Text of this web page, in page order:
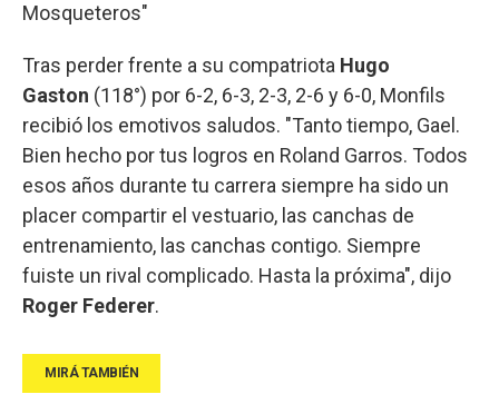
Mosqueteros"
Tras perder frente a su compatriota Hugo
Gaston (118°) por 6-2, 6-3, 2-3, 2-6 y 6-0, Monfils
recibió los emotivos saludos. "Tanto tiempo, Gael.
Bien hecho por tus logros en Roland Garros. Todos
esos años durante tu carrera siempre ha sido un
placer compartir el vestuario, las canchas de
entrenamiento, las canchas contigo. Siempre
fuiste un rival complicado. Hasta la próxima", dijo
Roger Federer.